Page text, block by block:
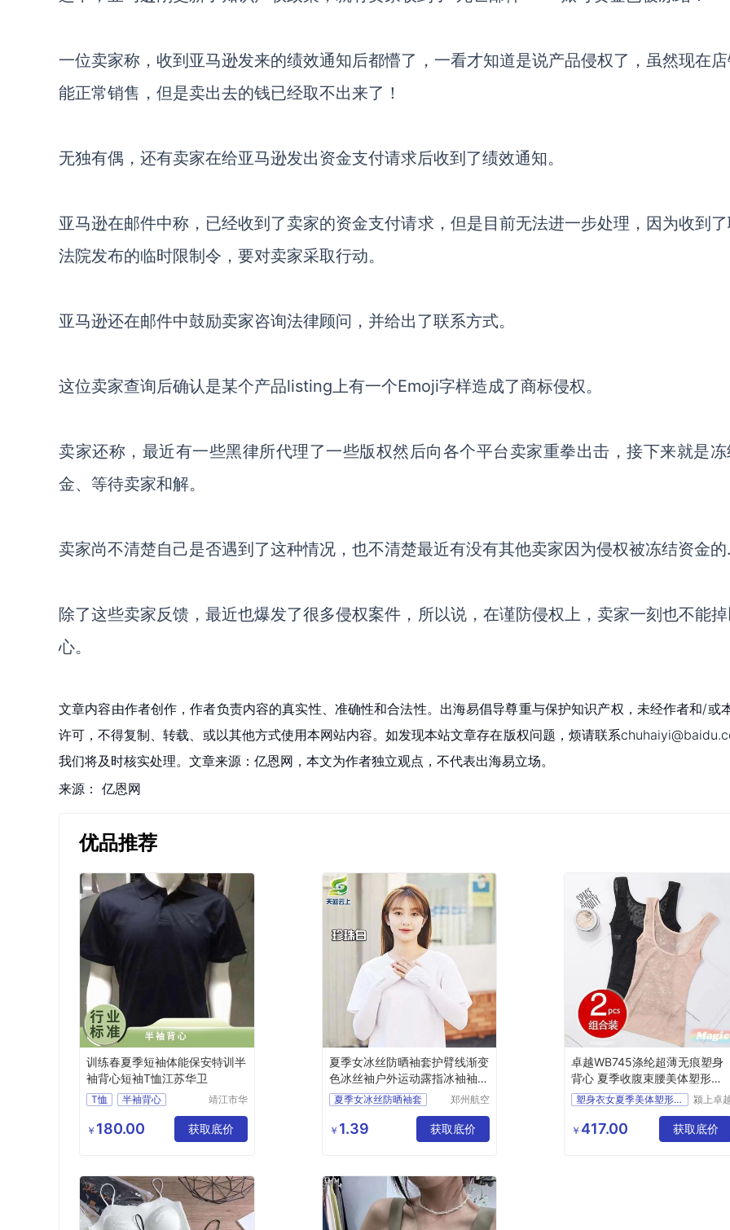
一位卖家称，收到亚马逊发来的绩效通知后都懵了，一看才知道是说产品侵权了，虽然现在
能正常销售，但是卖出去的钱已经取不出来了！
无独有偶，还有卖家在给亚马逊发出资金支付请求后收到了绩效通知。
亚马逊在邮件中称，已经收到了卖家的资金支付请求，但是目前无法进一步处理，因为收到
法院发布的临时限制令，要对卖家采取行动。
亚马逊还在邮件中鼓励卖家咨询法律顾问，并给出了联系方式。
这位卖家查询后确认是某个产品listing上有一个Emoji字样造成了商标侵权。
卖家还称，最近有一些黑律所代理了一些版权然后向各个平台卖家重拳出击，接下来就是冻
金、等待卖家和解。
卖家尚不清楚自己是否遇到了这种情况，也不清楚最近有没有其他卖家因为侵权被冻结资金的
除了这些卖家反馈，最近也爆发了很多侵权案件，所以说，在谨防侵权上，卖家一刻也不能
心。
文章内容由作者创作，作者负责内容的真实性、准确性和合法性。出海易倡导尊重与保护知识产权，未经作者和/或
许可，不得复制、转载、或以其他方式使用本网站内容。如发现本站文章存在版权问题，烦请联系
我们将及时核实处理。文章来源：亿恩网，本文为作者独立观点，不代表出海易立场。
来源： 亿恩网
优品推荐
训练春夏季短袖体能保安特训半
袖背心短袖T恤江苏华卫
T恤
半袖背心
靖江市华
技有限公
司
￥ 180.00 获取底价
夏季女冰丝防晒袖套护臂线渐变
色冰丝袖户外运动露指冰袖袖套
批发
夏季女冰丝防晒袖套
冰丝袖
户外运动露指冰袖
郑州航空
鑫日用百
货店
￥ 1.39 获取底价
卓越WB745涤纶超薄无痕塑身
背心 夏季收腹束腰美体塑形女
款
塑身衣女夏季美体塑形束身
颍上卓
有限公司
￥ 417.00 获取底价